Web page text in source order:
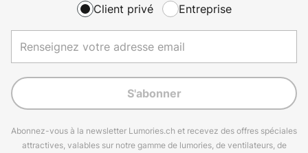
Client privé Entreprise
S'abonner
Abonnez-vous à la newsletter Lumories.ch et recevez des offres spéciales
attractives, valables sur notre gamme de lumories, de ventilateurs, de